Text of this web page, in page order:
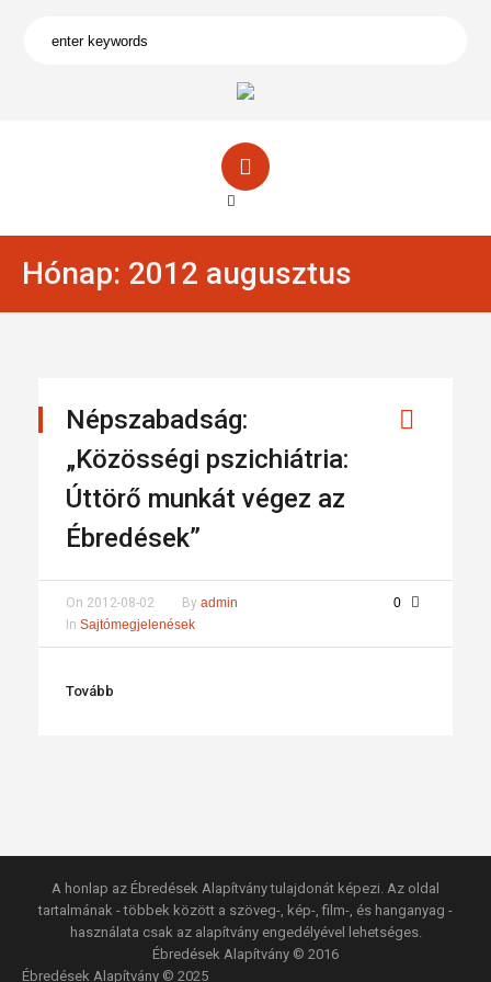
Hónap: 2012 augusztus
Népszabadság:
„Közösségi pszichiátria:
Úttörő munkát végez az
Ébredések”
0
On 2012-08-02 By admin
In Sajtómegjelenések
Tovább
A honlap az Ébredések Alapítvány tulajdonát képezi. Az oldal
tartalmának - többek között a szöveg-, kép-, film-, és hanganyag -
használata csak az alapítvány engedélyével lehetséges.
Ébredések Alapítvány © 2016
Ébredések Alapítvány © 2025